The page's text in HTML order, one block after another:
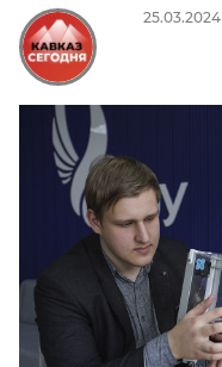
Ставропольский
край
25.03.2024